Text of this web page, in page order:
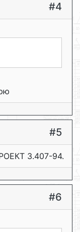
#4
#5
3.407-94.
#6